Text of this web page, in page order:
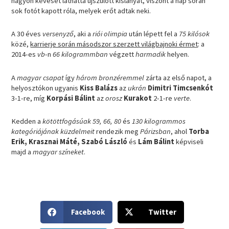
sok fotót kapott róla, melyek erőt adtak neki.
A 30 éves versenyző, aki a riói olimpiaután lépett fel a 75 kilósok
közé,karrierje során másodszor szerzett világbajnoki érmet: a
2014-es vb-n66 kilogrammban végzettharmadikhelyen.
Amagyar csapatígyhárom bronzéremmel zárta az első napot, a
helyosztókon ugyanis Kiss Balázsazukrán Dimitri Timcsenkót
3-1-re, míg Korpási Bálint azorosz Kurakot 2-1-re verte.
Kedden akötöttfogásúak 59, 66, 80és130 kilogrammos
kategóriájának küzdelmeitrendezik megPárizsban, ahol Torba
Erik, Krasznai Máté, Szabó László és Lám Bálint képviseli
majd amagyar színeket.
h
a
Facebook
h
a
Twitter